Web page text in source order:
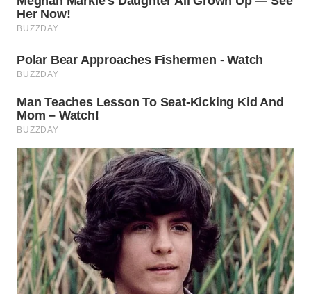
WN
WN
BOROBUDUR
WN
MADURA
WN
SURABAYA
WN
NATUNA
WN